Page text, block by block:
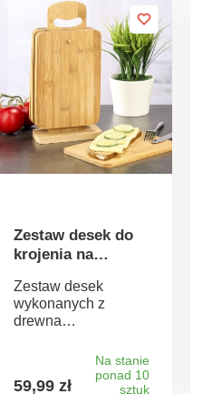
Zestaw desek do
krojenia na
Zestaw desek
wykonanych z
drewna
charakteryzuje się
mocną strukturą i
trwałością. Bambus
59,99 zł
Na stanie
ponad 10
sztuk